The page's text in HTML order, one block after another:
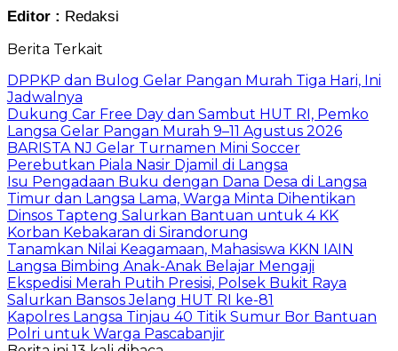
Editor : Redaksi
Berita Terkait
DPPKP dan Bulog Gelar Pangan Murah Tiga Hari, Ini
Jadwalnya
Dukung Car Free Day dan Sambut HUT RI, Pemko
Langsa Gelar Pangan Murah 9–11 Agustus 2026
BARISTA NJ Gelar Turnamen Mini Soccer
Perebutkan Piala Nasir Djamil di Langsa
Isu Pengadaan Buku dengan Dana Desa di Langsa
Timur dan Langsa Lama, Warga Minta Dihentikan
Dinsos Tapteng Salurkan Bantuan untuk 4 KK
Korban Kebakaran di Sirandorung
Tanamkan Nilai Keagamaan, Mahasiswa KKN IAIN
Langsa Bimbing Anak-Anak Belajar Mengaji
Ekspedisi Merah Putih Presisi, Polsek Bukit Raya
Salurkan Bansos Jelang HUT RI ke-81
Kapolres Langsa Tinjau 40 Titik Sumur Bor Bantuan
Polri untuk Warga Pascabanjir